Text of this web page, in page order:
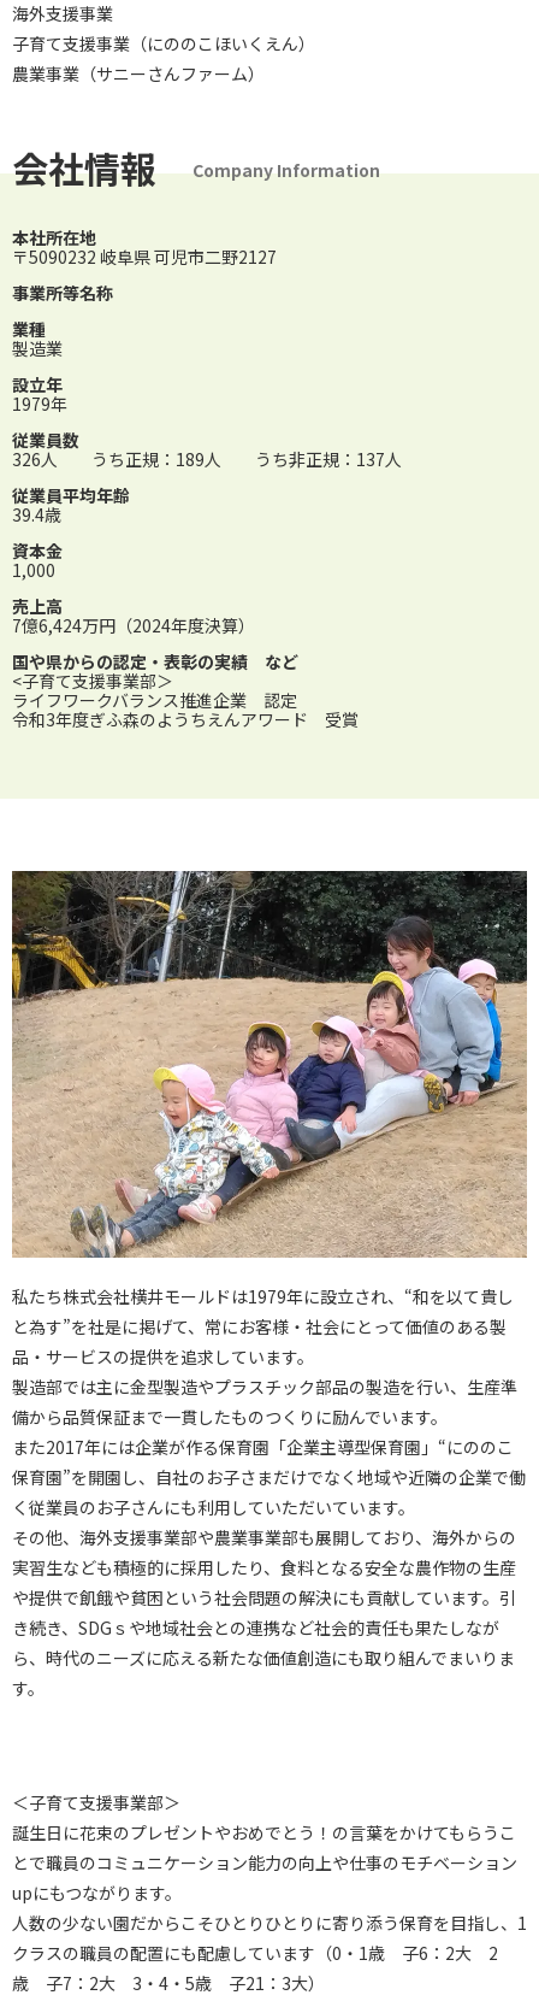
海外支援事業
子育て支援事業（にののこほいくえん）
農業事業（サニーさんファーム）
会社情報 Company Information
本社所在地
〒5090232 岐阜県 可児市二野2127
事業所等名称
業種
製造業
設立年
1979年
従業員数
326人 うち正規：189人 うち非正規：137人
従業員平均年齢
39.4歳
資本金
1,000
売上高
7億6,424万円（2024年度決算）
国や県からの認定・表彰の実績 など
<子育て支援事業部＞
ライフワークバランス推進企業 認定
令和3年度ぎふ森のようちえんアワード 受賞
私たち株式会社横井モールドは1979年に設立され、“和を以て貴し
と為す”を社是に掲げて、常にお客様・社会にとって価値のある製
品・サービスの提供を追求しています。
製造部では主に金型製造やプラスチック部品の製造を行い、生産準
備から品質保証まで一貫したものつくりに励んでいます。
また2017年には企業が作る保育園「企業主導型保育園」“にののこ
保育園”を開園し、自社のお子さまだけでなく地域や近隣の企業で働
く従業員のお子さんにも利用していただいています。
その他、海外支援事業部や農業事業部も展開しており、海外からの
実習生なども積極的に採用したり、食料となる安全な農作物の生産
や提供で飢餓や貧困という社会問題の解決にも貢献しています。引
き続き、SDGｓや地域社会との連携など社会的責任も果たしなが
ら、時代のニーズに応える新たな価値創造にも取り組んでまいりま
す。
＜子育て支援事業部＞
誕生日に花束のプレゼントやおめでとう！の言葉をかけてもらうこ
とで職員のコミュニケーション能力の向上や仕事のモチベーション
upにもつながります。
人数の少ない園だからこそひとりひとりに寄り添う保育を目指し、1
クラスの職員の配置にも配慮しています（0・1歳 子6：2大 2
歳 子7：2大 3・4・5歳 子21：3大）